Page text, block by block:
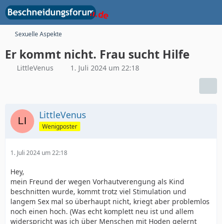
Sexuelle Aspekte
Er kommt nicht. Frau sucht Hilfe
LittleVenus 1. Juli 2024 um 22:18
LittleVenus
Wenigposter
1. Juli 2024 um 22:18
Hey,
mein Freund der wegen Vorhautverengung als Kind
beschnitten wurde, kommt trotz viel Stimulation und
langem Sex mal so überhaupt nicht, kriegt aber problemlos
noch einen hoch. (Was echt komplett neu ist und allem
widerspricht was ich über Menschen mit Hoden gelernt